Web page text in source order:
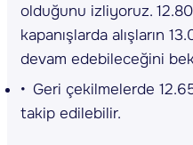
olduğunu izliyoruz.
kapanışlarda alışların
devam edebileceğini
Geri çekilmelerde
takip edilebilir.